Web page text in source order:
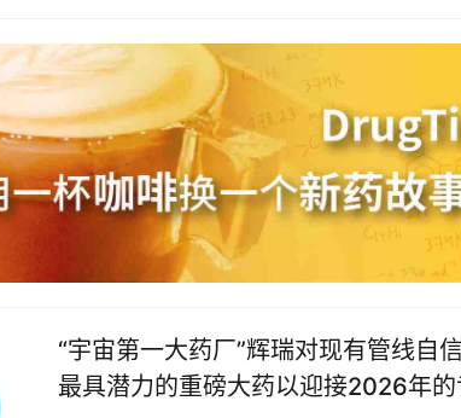
“宇宙第一大药厂”辉瑞对现有管线自
最具潜力的重磅大药以迎接2026年